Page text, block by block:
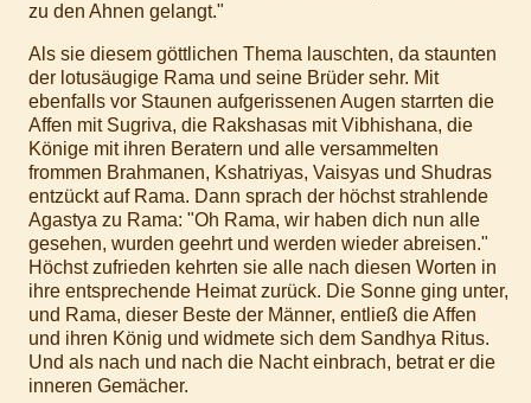
zu den Ahnen gelangt."
Als sie diesem göttlichen Thema lauschten, da staunten
der lotusäugige Rama und seine Brüder sehr. Mit
ebenfalls vor Staunen aufgerissenen Augen starrten die
Affen mit Sugriva, die Rakshasas mit Vibhishana, die
Könige mit ihren Beratern und alle versammelten
frommen Brahmanen, Kshatriyas, Vaisyas und Shudras
entzückt auf Rama. Dann sprach der höchst strahlende
Agastya zu Rama: "Oh Rama, wir haben dich nun alle
gesehen, wurden geehrt und werden wieder abreisen."
Höchst zufrieden kehrten sie alle nach diesen Worten in
ihre entsprechende Heimat zurück. Die Sonne ging unter,
und Rama, dieser Beste der Männer, entließ die Affen
und ihren König und widmete sich dem Sandhya Ritus.
Und als nach und nach die Nacht einbrach, betrat er die
inneren Gemächer.